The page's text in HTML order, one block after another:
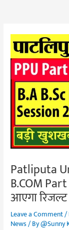
Patliputa
B.COM
आएगा
Leave a Comment/
News/ By@Sunny